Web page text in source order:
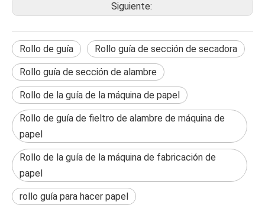
Siguiente:
Rollo de guía Rollo guía de sección de secadora
Rollo guía de sección de alambre
Rollo de la guía de la máquina de papel
Rollo de guía de fieltro de alambre de máquina de
papel
Rollo de la guía de la máquina de fabricación de
papel
rollo guía para hacer papel